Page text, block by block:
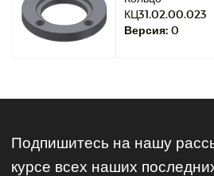
КЦ31.02.00.023
Версия: 0
Подпишитесь на нашу
курсе всех наших